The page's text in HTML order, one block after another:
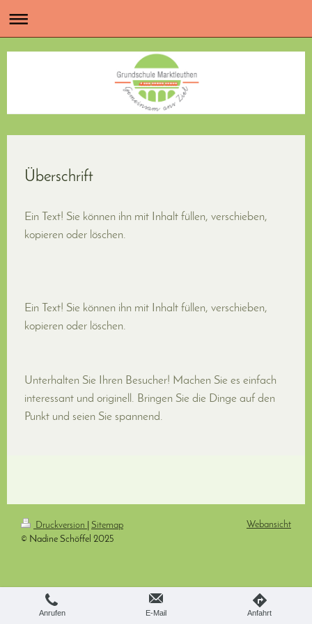
Überschrift
Ein Text! Sie können ihn mit Inhalt füllen, verschieben,
kopieren oder löschen.
Ein Text! Sie können ihn mit Inhalt füllen, verschieben,
kopieren oder löschen.
Unterhalten Sie Ihren Besucher! Machen Sie es einfach
interessant und originell. Bringen Sie die Dinge auf den
Punkt und seien Sie spannend.
Druckversion
Sitemap
© Nadine Schöffel 2025
Webansicht
Anrufen E-Mail Anfahrt